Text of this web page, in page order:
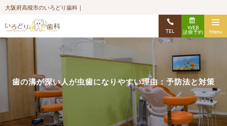
大阪府高槻市のいろどり歯科｜
TEL
WEB
診療予約 Menu
歯の溝が深い人が虫歯になりやすい理由：予防法と対策